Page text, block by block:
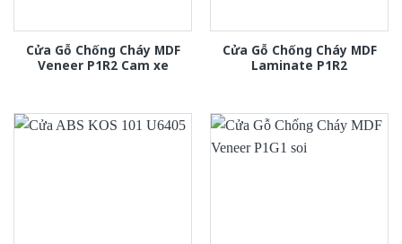
Cửa Gỗ Chống Cháy MDF
Veneer P1R2 Cam xe
Cửa Gỗ Chống Cháy MDF
Laminate P1R2